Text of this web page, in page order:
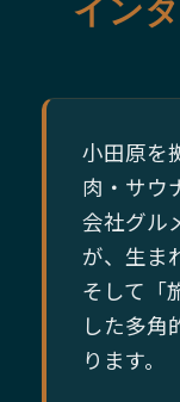
イン
小田原を
肉・サウ
会社グル
が、生ま
そして「
した多角
ります。